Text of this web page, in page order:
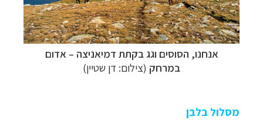
אנחנו, הסוסים וגגבקתת דמיאניצה – אדום
במרחק (צילום: דן שטיין)
מסלול בלבן